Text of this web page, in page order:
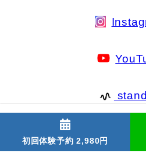
with銚子店
初回体験予約 2,980円